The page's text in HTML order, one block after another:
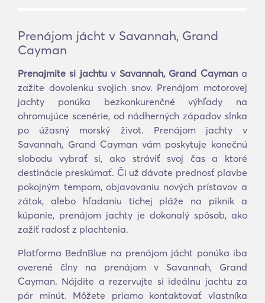
Prenájom jácht v Savannah, Grand
Cayman
Prenajmite si jachtu v Savannah, Grand Caymana
zažite dovolenku svojich snov. Prenájom motorovej
jachty ponúka bezkonkurenčné výhľady na
ohromujúce scenérie, od nádherných západov slnka
po úžasný morský život. Prenájom jachty v
Savannah, Grand Cayman vám poskytuje konečnú
slobodu vybrať si, ako stráviť svoj čas a ktoré
destinácie preskúmať. Či už dávate prednosť plavbe
pokojným tempom, objavovaniu nových prístavov a
zátok, alebo hľadaniu tichej pláže na piknik a
kúpanie, prenájom jachty je dokonalý spôsob, ako
zažiť radosť z plachtenia.
Platforma BednBlue na prenájom jácht ponúka iba
overené člny na prenájom v Savannah, Grand
Cayman. Nájdite a rezervujte si ideálnu jachtu za
pár minút. Môžete priamo kontaktovať vlastníka